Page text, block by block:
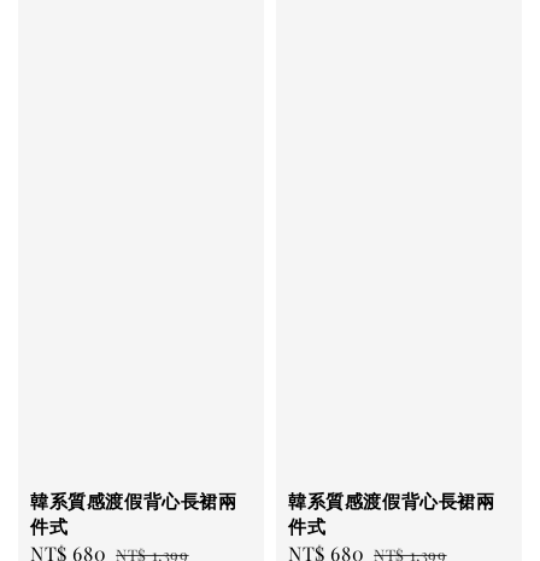
韓系質感渡假背心長裙兩
件式
Sale
NT$ 680 Regular
NT$ 1,399
韓系質感渡假背心長裙兩
件式
Sale
NT$ 680 Regular
NT$ 1,399